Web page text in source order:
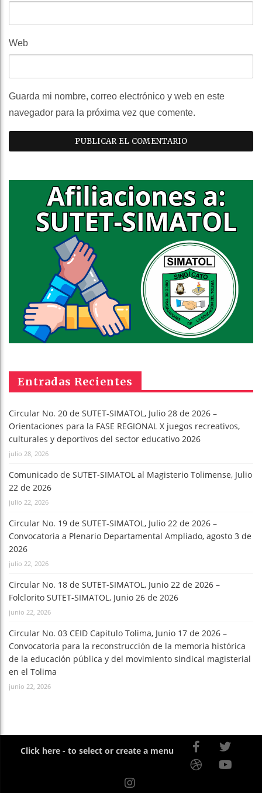
Web
Guarda mi nombre, correo electrónico y web en este
navegador para la próxima vez que comente.
Entradas Recientes
Circular No. 20 de SUTET-SIMATOL, Julio 28 de 2026 –
Orientaciones para la FASE REGIONAL X juegos recreativos,
culturales y deportivos del sector educativo 2026
julio 28, 2026
Comunicado de SUTET-SIMATOL al Magisterio Tolimense, Julio
22 de 2026
julio 22, 2026
Circular No. 19 de SUTET-SIMATOL, Julio 22 de 2026 –
Convocatoria a Plenario Departamental Ampliado, agosto 3 de
2026
julio 22, 2026
Circular No. 18 de SUTET-SIMATOL, Junio 22 de 2026 –
Folclorito SUTET-SIMATOL, Junio 26 de 2026
junio 22, 2026
Circular No. 03 CEID Capitulo Tolima, Junio 17 de 2026 –
Convocatoria para la reconstrucción de la memoria histórica
de la educación pública y del movimiento sindical magisterial
en el Tolima
junio 22, 2026
Click here - to select or create a menu